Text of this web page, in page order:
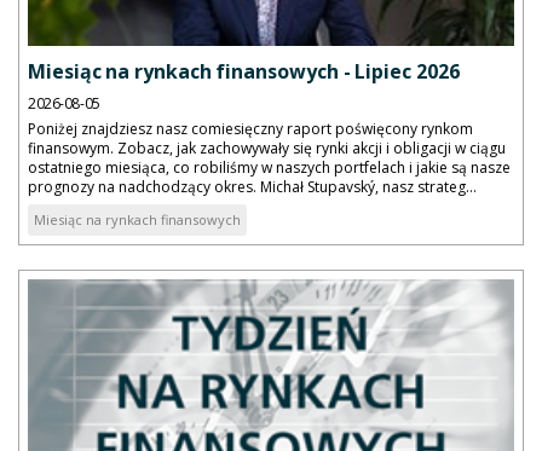
Miesiąc na rynkach finansowych - Lipiec 2026
2026-08-05
Poniżej znajdziesz nasz comiesięczny raport poświęcony rynkom
finansowym. Zobacz, jak zachowywały się rynki akcji i obligacji w ciągu
ostatniego miesiąca, co robiliśmy w naszych portfelach i jakie są nasze
prognozy na nadchodzący okres. Michał Stupavský, nasz strateg...
Miesiąc na rynkach finansowych